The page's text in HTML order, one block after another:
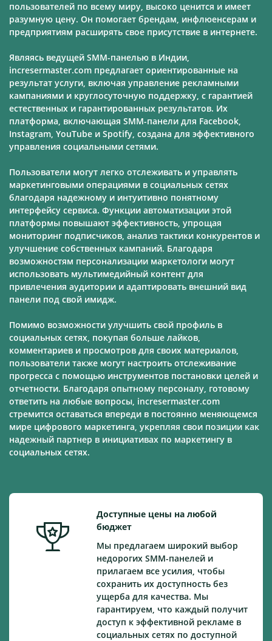
пользователей по всему миру, высоко ценится и имеет
разумную цену. Он помогает брендам, инфлюенсерам и
предприятиям расширять свое присутствие в интернете.
Являясь ведущей SMM-панелью в Индии,
incresermaster.com предлагает ориентированные на
результат услуги, включая управление рекламными
кампаниями и круглосуточную поддержку, с гарантией
естественных и гарантированных результатов. Их
платформа, включающая SMM-панели для Facebook,
Instagram, YouTube и Spotify, создана для эффективного
управления социальными сетями.
Пользователи могут легко отслеживать и управлять
маркетинговыми операциями в социальных сетях
благодаря надежному и интуитивно понятному
интерфейсу сервиса. Функции автоматизации этой
платформы повышают эффективность, упрощая
мониторинг подписчиков, анализ тактики конкурентов и
улучшение собственных кампаний. Благодаря
возможностям персонализации маркетологи могут
использовать мультимедийный контент для
привлечения аудитории и адаптировать внешний вид
панели под свой имидж.
Помимо возможности улучшить свой профиль в
социальных сетях, покупая больше лайков,
комментариев и просмотров для своих материалов,
пользователи также могут настроить отслеживание
прогресса с помощью инструментов постановки целей и
отчетности. Благодаря опытному персоналу, готовому
ответить на любые вопросы, incresermaster.com
стремится оставаться впереди в постоянно меняющемся
мире цифрового маркетинга, укрепляя свои позиции как
надежный партнер в инициативах по маркетингу в
социальных сетях.
Доступные цены на любой
бюджет
Мы предлагаем широкий выбор
недорогих SMM-панелей и
прилагаем все усилия, чтобы
сохранить их доступность без
ущерба для качества. Мы
гарантируем, что каждый получит
доступ к эффективной рекламе в
социальных сетях по доступной